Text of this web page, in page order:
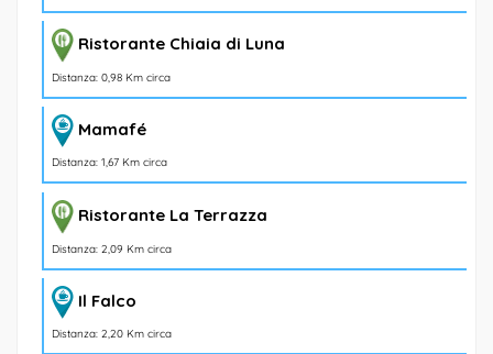
Ristorante Chiaia di Luna
Distanza: 0,98 Km circa
Mamafé
Distanza: 1,67 Km circa
Ristorante La Terrazza
Distanza: 2,09 Km circa
Il Falco
Distanza: 2,20 Km circa